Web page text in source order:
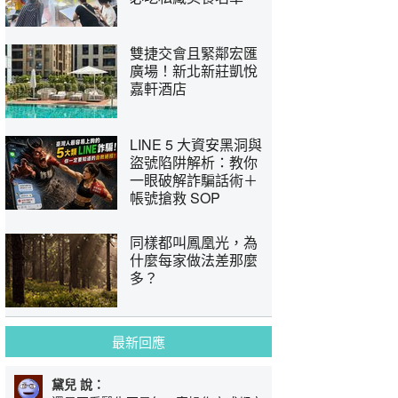
雙捷交會且緊鄰宏匯
廣場！新北新莊凱悅
嘉軒酒店
LINE 5 大資安黑洞與
盜號陷阱解析：教你
一眼破解詐騙話術＋
帳號搶救 SOP
同樣都叫鳳凰光，為
什麼每家做法差那麼
多？
最新回應
黛兒 說：